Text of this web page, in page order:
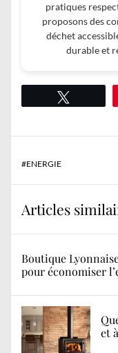
pratiques
proposons des
déchet
durable et
#ENERGIE
Articles
Boutique
pour économiser
et